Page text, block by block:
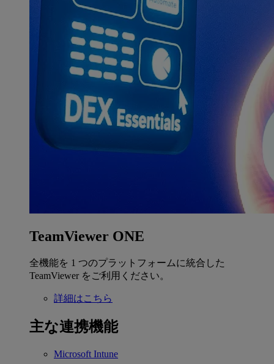
TeamViewer ONE
全機能を 1 つのプラットフォームに統合した
TeamViewer をご利用ください。
詳細はこちら
主な連携機能
Microsoft Intune